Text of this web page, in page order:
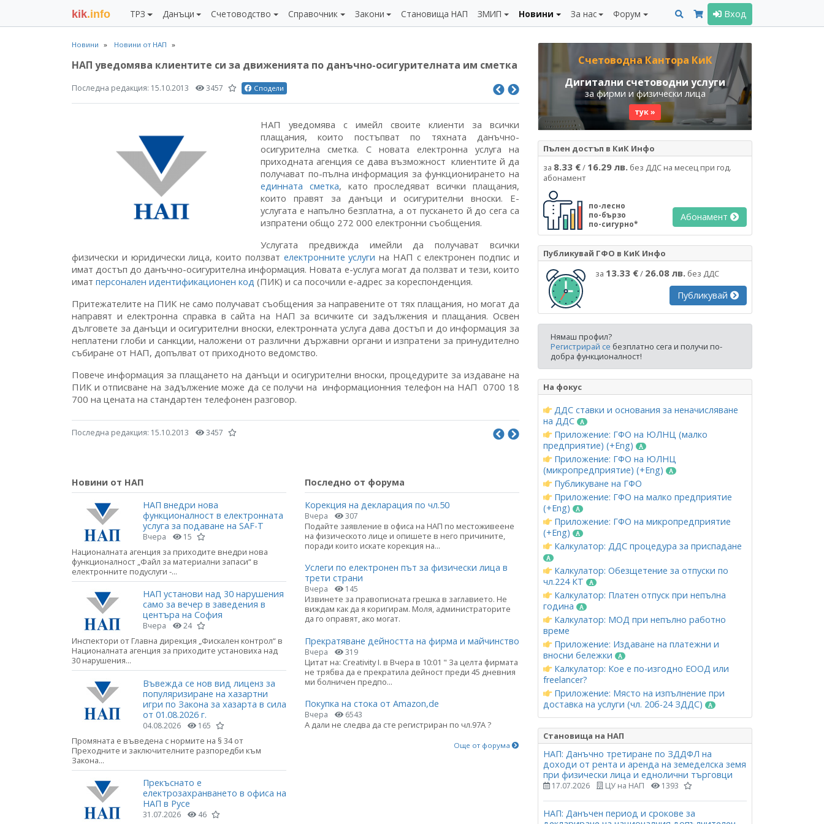
kik.info ТРЗ Данъци Счетоводство Справочник Закони Становища НАП ЗМИП Новини За нас Форум Вход
Новини Новини от НАП
НАП уведомява клиентите си за движенията по данъчно-осигурителната им сметка
Последна редакция: 15.10.2013 3457 Сподели
НАП уведомява с имейл своите клиенти за всички
плащания, които постъпват по тяхната данъчно-
осигурителна сметка. С новата електронна услуга на
приходната агенция се дава възможност клиентите й да
получават по-пълна информация за функционирането на
единната сметка, като проследяват всички плащания,
които правят за данъци и осигурителни вноски. Е-
услугата е напълно безплатна, а от пускането й до сега са
изпратени общо 272 000 електронни съобщения.
Услугата предвижда имейли да получават всички
физически и юридически лица, които ползват електронните услуги на НАП с електронен подпис и
имат достъп до данъчно-осигурителна информация. Новата е-услуга могат да ползват и тези, които
имат персонален идентификационен код (ПИК) и са посочили е-адрес за кореспонденция.
Притежателите на ПИК не само получават съобщения за направените от тях плащания, но могат да
направят и електронна справка в сайта на НАП за всичките си задължения и плащания. Освен
дълговете за данъци и осигурителни вноски, електронната услуга дава достъп и до информация за
неплатени глоби и санкции, наложени от различни държавни органи и изпратени за принудително
събиране от НАП, допълват от приходното ведомство.
Повече информация за плащането на данъци и осигурителни вноски, процедурите за издаване на
ПИК и отписване на задължение може да се получи на информационния телефон на НАП 0700 18
700 на цената на стандартен телефонен разговор.
Последна редакция: 15.10.2013 3457
Новини от НАП
НАП внедри нова
функционалност в електронната
услуга за подаване на SAF-T
Вчера 15
Националната агенция за приходите внедри нова
функционалност „Файл за материални запаси“ в
електронните подуслуги -...
НАП установи над 30 нарушения
само за вечер в заведения в
центъра на София
Вчера 24
Инспектори от Главна дирекция „Фискален контрол“ в
Националната агенция за приходите установиха над
30 нарушения...
Въвежда се нов вид лиценз за
популяризиране на хазартни
игри по Закона за хазарта в сила
от 01.08.2026 г.
04.08.2026 165
Промяната е въведена с нормите на § 34 от
Преходните и заключителните разпоредби към
Закона...
Прекъснато е
електрозахранването в офиса на
НАП в Русе
31.07.2026 46
Последно от форума
Корекция на декларация по чл.50
Вчера 307
Подайте заявление в офиса на НАП по местоживеене
на физическото лице и опишете в него причините,
поради които искате корекция на...
Услеги по електронен път за физически лица в
трети страни
Вчера 145
Извинете за правописната грешка в заглавието. Не
виждам как да я коригирам. Моля, администраторите
да го оправят, ако могат.
Прекратяване дейността на фирма и майчинство
Вчера 319
Цитат на: Creativity I. в Вчера в 10:01 " За целта фирмата
не трябва да е прекратила дейност преди 45 дневния
ми болничен предпо...
Покупка на стока от Amazon,de
Вчера 6543
А дали не следва да сте регистриран по чл.97А ?
Още от форума
Счетоводна Кантора КиК
Дигитални счетоводни услуги
за фирми и физически лица
тук »
Пълен достъп в КиК Инфо
за 8.33 €/ 16.29 лв. без ДДС на месец при год.
абонамент
по-лесно
по-бързо
по-сигурно*
Абонамент
Публикувай ГФО в КиК Инфо
за 13.33 €/ 26.08 лв. без ДДС
Публикувай
Нямаш профил?
Регистрирай се безплатно сега и получи по-
добра функционалност!
На фокус
ДДС ставки и основания за неначисляване
на ДДС
Приложение: ГФО на ЮЛНЦ (малко
предприятие) (+Eng)
Приложение: ГФО на ЮЛНЦ
(микропредприятие) (+Eng)
Публикуване на ГФО
Приложение: ГФО на малко предприятие
(+Eng)
Приложение: ГФО на микропредприятие
(+Eng)
Калкулатор: ДДС процедура за приспадане
Калкулатор: Обезщетение за отпуски по
чл.224 КТ
Калкулатор: Платен отпуск при непълна
година
Калкулатор: МОД при непълно работно
време
Приложение: Издаване на платежни и
вносни бележки
Калкулатор: Кое е по-изгодно ЕООД или
freelancer?
Приложение: Място на изпълнение при
доставка на услуги (чл. 20б-24 ЗДДС)
Становища на НАП
НАП: Данъчно третиране по ЗДДФЛ на
доходи от рента и аренда на земеделска земя
при физически лица и еднолични търговци
17.07.2026 ЦУ на НАП 1393
НАП: Данъчен период и срокове за